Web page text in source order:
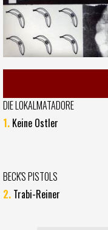
DIE LOKALMATADORE
1. Keine Ostler
BECK'S PISTOLS
2. Trabi-Reiner